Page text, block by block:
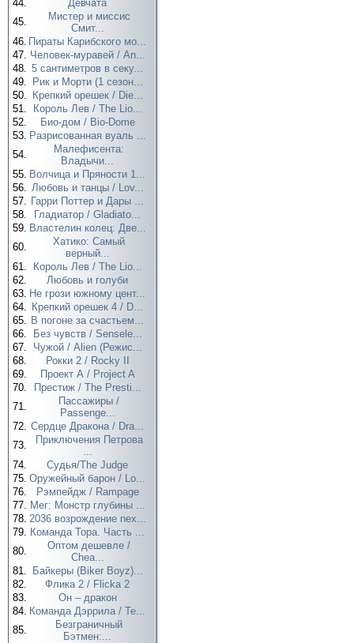
44.
Девчата
45.
Мистер и миссис
Смит...
46. Пираты Карибского мо...
47. Человек-муравей / An...
48. 5 сантиметров в секу...
49.
Рик и Морти (1 сезон...
50.
Крепкий орешек / Die...
51.
Король Лев / The Lio...
52.
Био-дом / Bio-Dome
53. Разрисованная вуаль ...
54.
Малефисента:
Владычи...
55. Волчица и Пряности 1...
56. Любовь и танцы / Lov...
57. Гарри Поттер и Дары ...
58.
Гладиатор / Gladiato...
59. Властелин колец: Две...
60.
Хатико: Самый
верный...
61.
Король Лев / The Lio...
62.
Любовь и голуби
63. Не грози южному цент...
64. Крепкий орешек 4 / D...
65. В погоне за счастьем...
66.
Без чувств / Sensele...
67.
Чужой / Alien (Режис...
68.
Рокки 2 / Rocky II
69.
Проект А / Project A
70.
Престиж / The Presti...
71.
Пассажиры /
Passenge...
72. Сердце Дракона / Dra...
73.
Приключения Петрова
...
74.
Судья/The Judge
75. Оружейный барон / Lo...
76.
Рэмпейдж / Rampage
77. Мег: Монстр глубины ...
78. 2036 возрождение nex...
79. Команда Тора. Часть ...
80.
Оптом дешевле /
Chea...
81.
Байкеры (Biker Boyz)...
82.
Флика 2 / Flicka 2
83.
Он – дракон
84. Команда Дэррила / Te...
85.
Безграничный
Бэтмен:...